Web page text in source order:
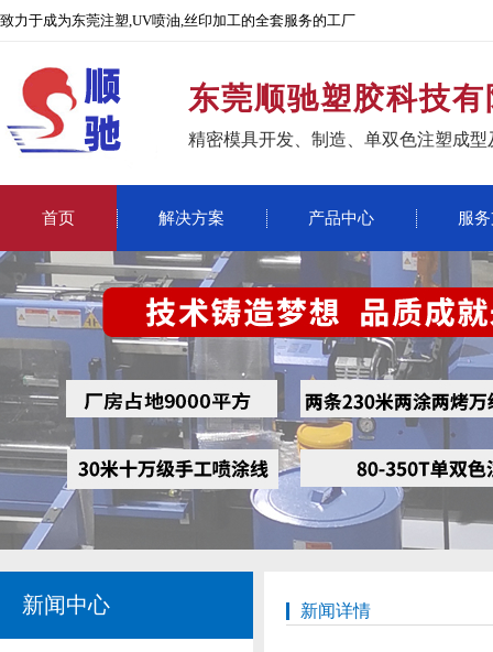
致力于成为东莞注塑,UV喷油,丝印加工的全套服务的工厂
东莞顺驰塑胶科技
精密模具开发、制造、单双色注塑成
首页 解决方案 产品中心 服
新闻中心 新闻详情